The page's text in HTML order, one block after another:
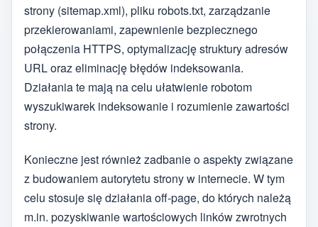
strony (sitemap.xml), pliku robots.txt, zarządzanie
przekierowaniami, zapewnienie bezpiecznego
połączenia HTTPS, optymalizację struktury adresów
URL oraz eliminację błędów indeksowania.
Działania te mają na celu ułatwienie robotom
wyszukiwarek indeksowanie i rozumienie zawartości
strony.
Konieczne jest również zadbanie o aspekty związane
z budowaniem autorytetu strony w internecie. W tym
celu stosuje się działania off-page, do których należą
m.in. pozyskiwanie wartościowych linków zwrotnych